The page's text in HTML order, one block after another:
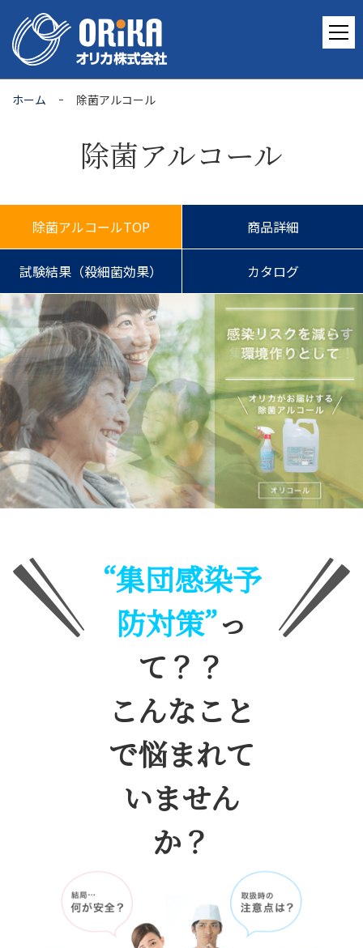
ホーム 除菌アルコール
除菌アルコール
除菌アルコールTOP 商品詳細
試験結果（殺細菌効果） カタログ
“集団感染予
防対策”っ
て？？
こんなこと
で悩まれて
いません
か？